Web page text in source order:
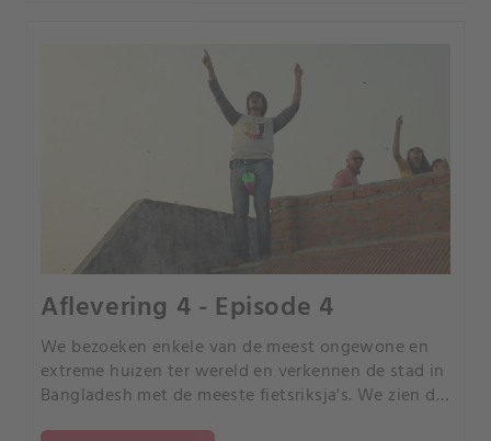
Aflevering 4 - Episode 4
We bezoeken enkele van de meest ongewone en
extreme huizen ter wereld en verkennen de stad in
Bangladesh met de meeste fietsriksja's. We zien de